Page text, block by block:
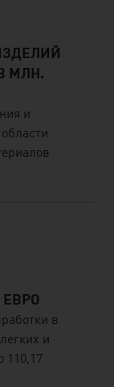
МЛН.
и
в
и
110,17